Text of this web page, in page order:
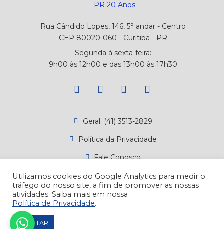
Rua Cândido Lopes, 146, 5° andar - Centro
CEP 80020-060 - Curitiba - PR
Segunda à sexta-feira:
9h00 às 12h00 e das 13h00 às 17h30
Geral: (41) 3513-2829
Política da Privacidade
Fale Conosco
Canal de Denúncias
Atendimento
Utilizamos cookies do Google Analytics para medir o
tráfego do nosso site, a fim de promover as nossas
atividades. Saiba mais em nossa
Política de Privacidade.
ACEITAR